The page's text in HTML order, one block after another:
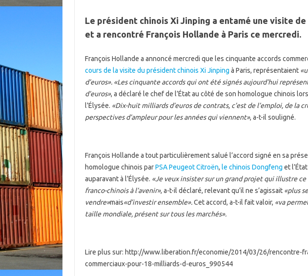
Le président chinois Xi Jinping a entamé une visite
et a rencontré François Hollande à Paris ce mercredi.
François Hollande a annoncé mercredi que les cinquante accords
cours de la visite du président chinois Xi Jinping à Paris, représentaient
d’euros». «Les cinquante accords qui ont été signés aujourd’hui
d’euros», a déclaré le chef de l’État au côté de son homologue chinois
l’Élysée. «Dix-huit milliards d’euros de contrats, c’est de l’emploi, de la
perspectives d’ampleur pour les années qui viennent», a-t-il souligné.
François Hollande a tout particulièrement salué l’accord signé en sa
homologue chinois parPSA Peugeot Citroën, le chinois Dongfeng et
auparavant à l’Élysée. «Je veux insister sur un grand projet qui illustre
franco-chinois à l’avenir», a-t-il déclaré, relevant qu’il ne s’agissait «plus
vendre»mais«d’investir ensemble».Cet accord, a-t-il fait valoir, «va
taille mondiale, présent sur tous les marchés».
Lire plus sur: http://www.liberation.fr/economie/2014/03/26/rencontre-
commerciaux-pour-18-milliards-d-euros_990544